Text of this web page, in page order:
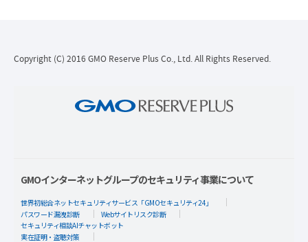
Copyright (C) 2016 GMO Reserve Plus Co., Ltd. All Rights Reserved.
GMOインターネットグループのセキュリティ事業について
世界初総合ネットセキュリティサービス「GMOセキュリティ24」
パスワード漏洩診断
Webサイトリスク診断
セキュリティ相談AIチャットボット
実在証明・盗聴対策